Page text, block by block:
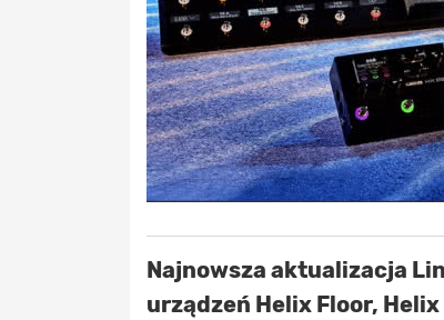
Najnowsza aktualizacja
urządzeń Helix Floor, Helix